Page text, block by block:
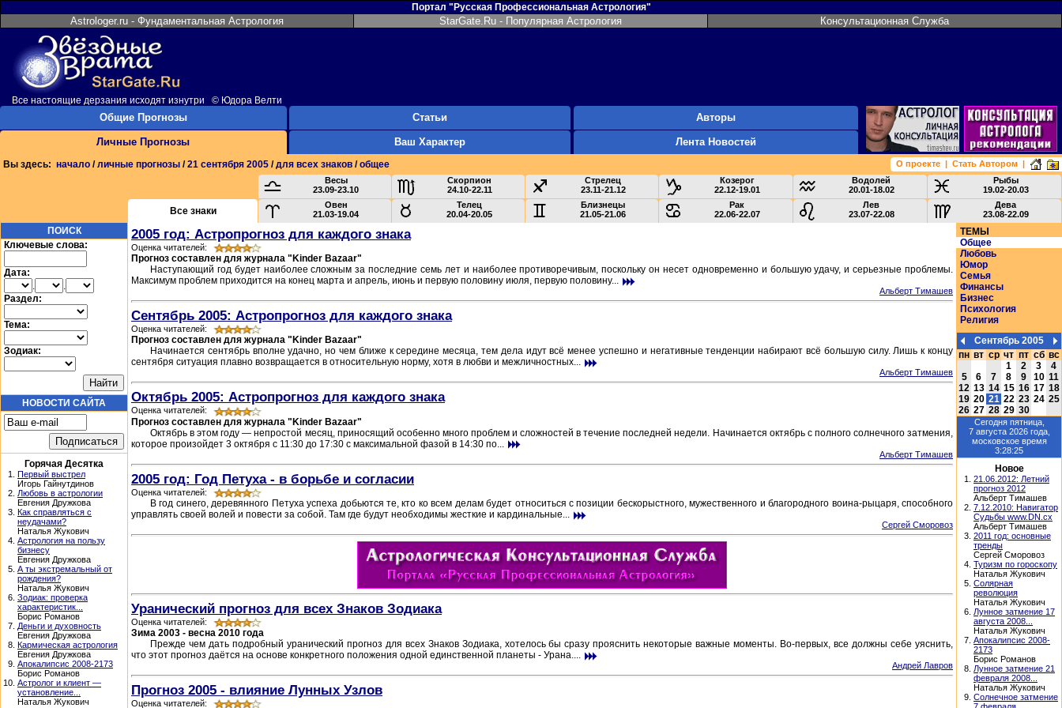
Портал "Русская Профессиональная Астрология"
Astrologer.ru - Фундаментальная Астрология StarGate.Ru - Популярная Астрология Консультационная Служба
Все настоящие дерзания исходят изнутри © Юдора Велти
Общие Прогнозы
Личные Прогнозы
Статьи
Ваш Характер
Авторы
Лента Новостей
Вы здесь: начало /личные прогнозы /21 сентября 2005 /для всех знаков /общее О проекте | Стать Автором |
Весы
23.09-23.10
Скорпион
24.10-22.11
Стрелец
23.11-21.12
Козерог
22.12-19.01
Водолей
20.01-18.02
Рыбы
19.02-20.03
Все знаки
Овен
21.03-19.04
Телец
20.04-20.05
Близнецы
21.05-21.06
Рак
22.06-22.07
Лев
23.07-22.08
Дева
23.08-22.09
ПОИСК
Ключевые слова:
Дата:
.
.
Раздел:
Тема:
Зодиак:
НОВОСТИ САЙТА
Горячая Десятка
1. Первый выстрел
Игорь Гайнутдинов
2. Любовь в астрологии
Евгения Дружкова
3. Как справляться с
неудачами?
Наталья Жукович
4. Астрология на пользу
бизнесу
Евгения Дружкова
5. А ты экстремальный от
рождения?
Наталья Жукович
6. Зодиак: проверка
характеристик...
Борис Романов
7. Деньги и духовность
Евгения Дружкова
8. Кармическая астрология
Евгения Дружкова
9. Апокалипсис 2008-2173
Борис Романов
10. Астролог и клиент —
установление...
Наталья Жукович
2005 год: Астропрогноз для каждого знака
Оценка читателей:
Прогноз составлен для журнала "Kinder Bazaar"
Наступающий год будет наиболее сложным за последние семь лет и наиболее противоречивым, поскольку он несет одновременно и большую удачу, и серьезные проблемы.
Максимум проблем приходится на конец марта и апрель, июнь и первую половину июля, первую половину...
Альберт Тимашев
Сентябрь 2005: Астропрогноз для каждого знака
Оценка читателей:
Прогноз составлен для журнала "Kinder Bazaar"
Начинается сентябрь вполне удачно, но чем ближе к середине месяца, тем дела идут всё менее успешно и негативные тенденции набирают всё большую силу. Лишь к концу
сентября ситуация плавно возвращается в относительную норму, хотя в любви и межличностных...
Альберт Тимашев
Октябрь 2005: Астропрогноз для каждого знака
Оценка читателей:
Прогноз составлен для журнала "Kinder Bazaar"
Октябрь в этом году — непростой месяц, приносящий особенно много проблем и сложностей в течение последней недели. Начинается октябрь с полного солнечного затмения,
которое произойдет 3 октября с 11:30 до 17:30 с максимальной фазой в 14:30 по...
Альберт Тимашев
2005 год: Год Петуха - в борьбе и согласии
Оценка читателей:
В год синего, деревянного Петуха успеха добьются те, кто ко всем делам будет относиться с позиции бескорыстного, мужественного и благородного воина-рыцаря, способного
управлять своей волей и повести за собой. Там где будут необходимы жесткие и кардинальные...
Сергей Сморовоз
Уранический прогноз для всех Знаков Зодиака
Оценка читателей:
Зима 2003 - весна 2010 года
Прежде чем дать подробный уранический прогноз для всех Знаков Зодиака, хотелось бы сразу прояснить некоторые важные моменты. Во-первых, все должны себе уяснить,
что этот прогноз даётся на основе конкретного положения одной единственной планеты - Урана....
Андрей Лавров
Прогноз 2005 - влияние Лунных Узлов
Оценка читателей:
ТЕМЫ
Общее
Любовь
Юмор
Семья
Финансы
Бизнес
Психология
Религия
Сентябрь 2005
пн вт ср чт пт сб вс
1
2 3
4
5
6 7 8 9 10 11
12 13 14 15 16 17 18
19 20 21 22 23 24 25
26 27 28 29 30
Сегодня пятница,
7 августа 2026года,
московское время
3:28:25
Новое
1. 21.06.2012: Летний
прогноз 2012
Альберт Тимашев
2. 7.12.2010: Навигатор
Судьбы www.DN.cx
Альберт Тимашев
3. 2011 год: основные
тренды
Сергей Сморовоз
4. Туризм по гороскопу
Наталья Жукович
5. Солярная
революция
Наталья Жукович
6. Лунное затмение 17
августа 2008...
Наталья Жукович
7. Апокалипсис 2008-
2173
Борис Романов
8. Лунное затмение 21
февраля 2008...
Наталья Жукович
9. Солнечное затмение